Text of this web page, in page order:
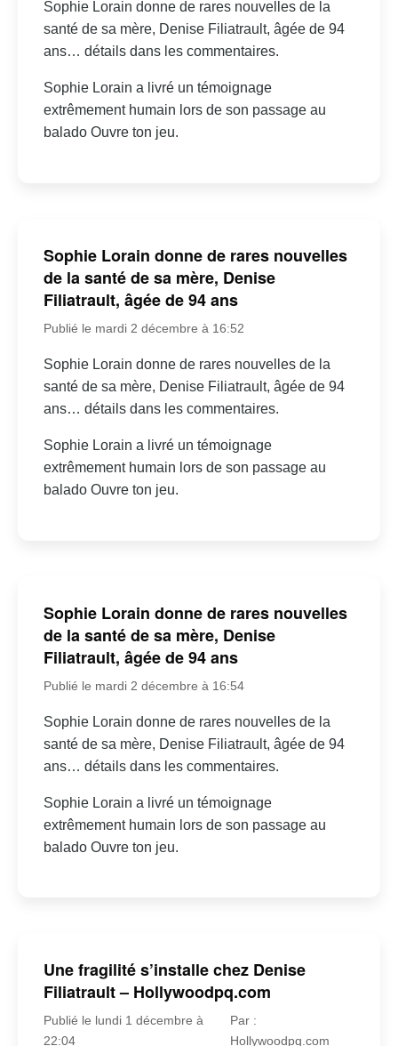
Sophie Lorain donne de rares nouvelles de la
santé de sa mère, Denise Filiatrault, âgée de 94
ans… détails dans les commentaires.
Sophie Lorain a livré un témoignage
extrêmement humain lors de son passage au
balado Ouvre ton jeu.
Sophie Lorain donne de rares nouvelles
de la santé de sa mère, Denise
Filiatrault, âgée de 94 ans
Publié le mardi 2 décembre à 16:52
Sophie Lorain donne de rares nouvelles de la
santé de sa mère, Denise Filiatrault, âgée de 94
ans… détails dans les commentaires.
Sophie Lorain a livré un témoignage
extrêmement humain lors de son passage au
balado Ouvre ton jeu.
Sophie Lorain donne de rares nouvelles
de la santé de sa mère, Denise
Filiatrault, âgée de 94 ans
Publié le mardi 2 décembre à 16:54
Sophie Lorain donne de rares nouvelles de la
santé de sa mère, Denise Filiatrault, âgée de 94
ans… détails dans les commentaires.
Sophie Lorain a livré un témoignage
extrêmement humain lors de son passage au
balado Ouvre ton jeu.
Une fragilité s’installe chez Denise
Filiatrault – Hollywoodpq.com
Publié le lundi 1 décembre à
22:04
Par :
Hollywoodpq.com